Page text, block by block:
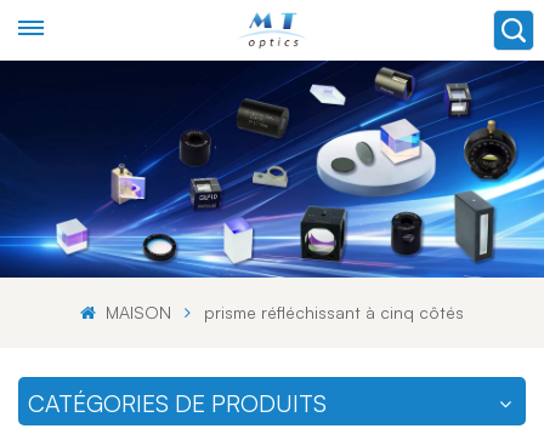
MAISON prisme réfléchissant à cinq côtés
CATÉGORIES DE PRODUITS